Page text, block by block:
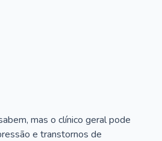
mas o clínico geral pode
e transtornos de